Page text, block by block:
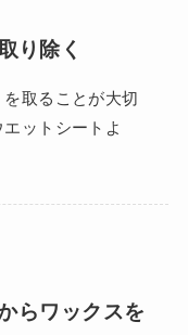
り除く
取ることが大切
ットシートよ
らワックスを